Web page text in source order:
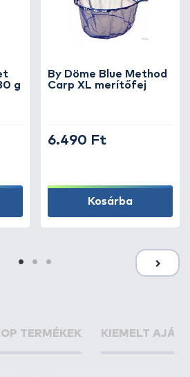
g
By Döme Blue Method
Carp XL merítőfej
6.490 Ft
Kosárba
TERMÉKEK KIEMELT